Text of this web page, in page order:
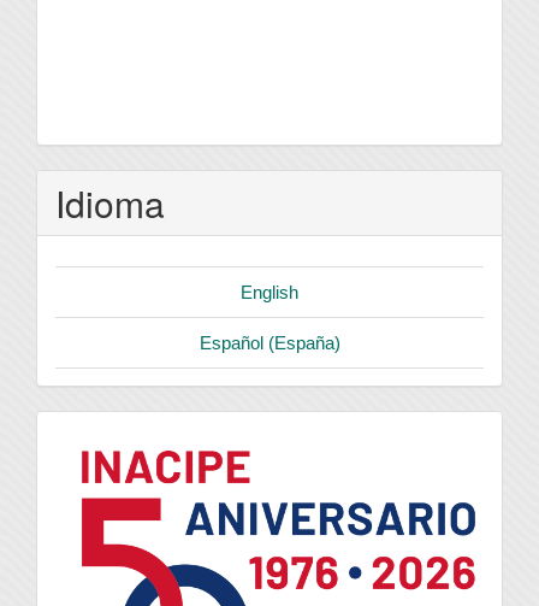
Idioma
English
Español (España)
logo